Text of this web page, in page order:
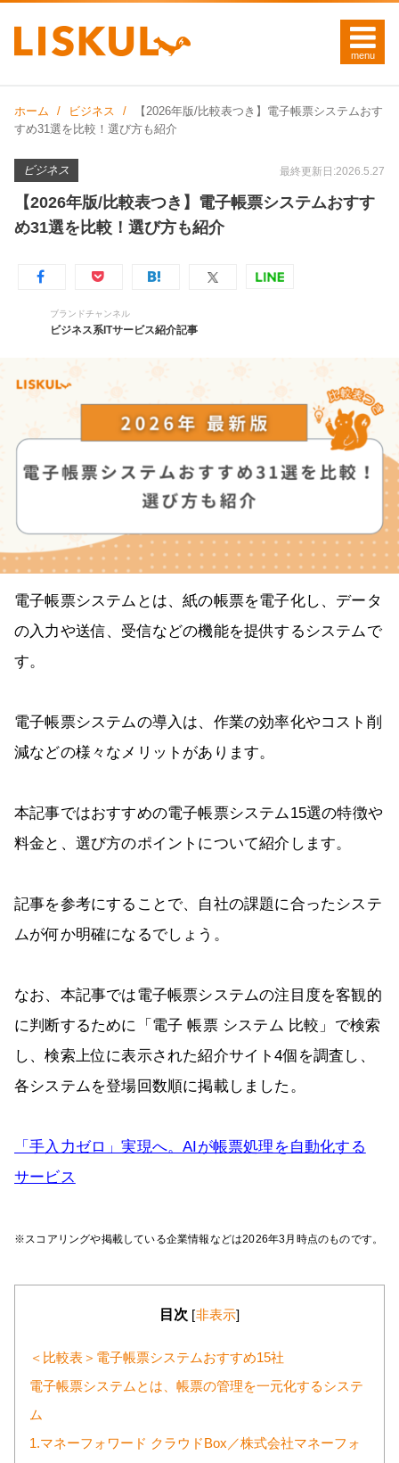
ホーム ビジネス
【2026年版/比較表つき】電子帳票システムおす
すめ31選を比較！選び方も紹介
ビジネス 最終更新日:2026.5.27
【2026年版/比較表つき】電子帳票システムおすす
め31選を比較！選び方も紹介
ブランドチャンネル
ビジネス系ITサービス紹介記事
電子帳票システムとは、紙の帳票を電子化し、データ
の入力や送信、受信などの機能を提供するシステムで
す。
電子帳票システムの導入は、作業の効率化やコスト削
減などの様々なメリットがあります。
本記事ではおすすめの電子帳票システム15選の特徴や
料金と、選び方のポイントについて紹介します。
記事を参考にすることで、自社の課題に合ったシステ
ムが何か明確になるでしょう。
なお、本記事では電子帳票システムの注目度を客観的
に判断するために「電子 帳票 システム 比較」で検索
し、検索上位に表示された紹介サイト4個を調査し、
各システムを登場回数順に掲載しました。
「手入力ゼロ」実現へ。AIが帳票処理を自動化する
サービス
※スコアリングや掲載している企業情報などは2026年3月時点のものです。
目次 [非表示]
＜比較表＞電子帳票システムおすすめ15社
電子帳票システムとは、帳票の管理を一元化するシステ
ム
1.マネーフォワード クラウドBox／株式会社マネーフォ